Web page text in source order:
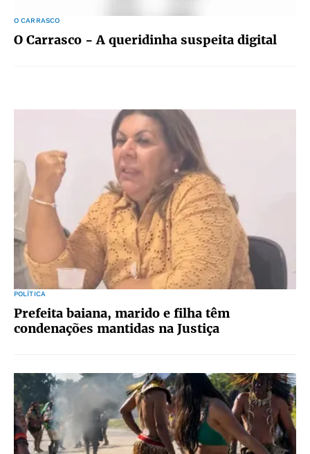
O CARRASCO
O Carrasco - A queridinha suspeita digital
POLÍTICA
Prefeita baiana, marido e filha têm
condenações mantidas na Justiça